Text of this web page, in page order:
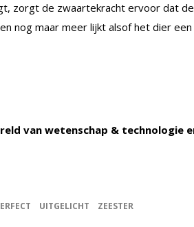
zorgt de zwaartekracht ervoor dat
nog maar meer lijkt alsof het dier
van wetenschap & technologie
UITGELICHT ZEESTER